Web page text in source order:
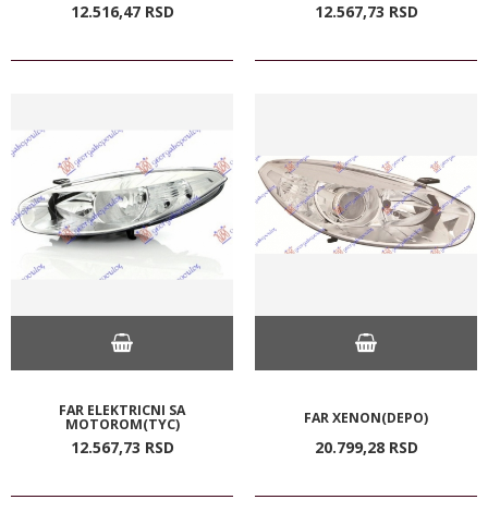
12.516,47 RSD 12.567,73 RSD
FAR ELEKTRICNI SA
MOTOROM(TYC)
12.567,73 RSD
FAR XENON(DEPO)
20.799,28 RSD